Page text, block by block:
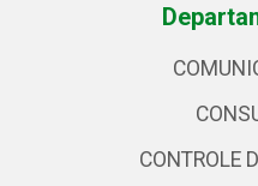
CONTROLE